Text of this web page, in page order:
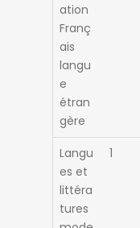
ation
Franç
ais
langu
e
étran
gère
Langu
es et
littéra
tures
1